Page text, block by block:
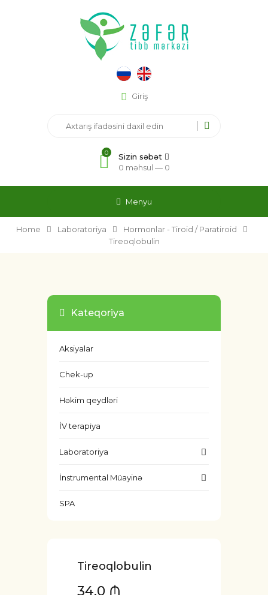
Giriş
0
Sizin səbət
0 məhsul — 0
Menyu
Home Laboratoriya
Hormonlar - Tiroid / Paratiroid
Tireoqlobulin
Kateqoriya
Aksiyalar
Chek-up
Həkim qeydləri
İV terapiya
Laboratoriya
İnstrumental Müayinə
SPA
Tireoqlobulin
34.0 ₼